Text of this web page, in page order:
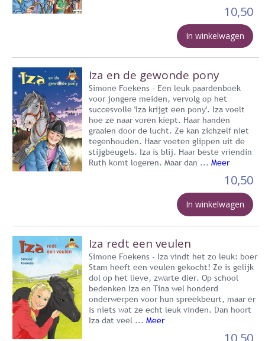
10,50
In winkelwagen
Iza en de gewonde pony
Simone Foekens - Een leuk paardenboek
voor jongere meiden, vervolg op het
succesvolle 'Iza krijgt een pony'. Iza voelt
hoe ze naar voren kiept. Haar handen
graaien door de lucht. Ze kan zichzelf niet
tegenhouden. Haar voeten glippen uit de
stijgbeugels. Iza is blij. Haar beste vriendin
Ruth komt logeren. Maar dan ... Meer
10,50
In winkelwagen
Iza redt een veulen
Simone Foekens - Iza vindt het zo leuk: boer
Stam heeft een veulen gekocht! Ze is gelijk
dol op het lieve, zwarte dier. Op school
bedenken Iza en Tina wel honderd
onderwerpen voor hun spreekbeurt, maar er
is niets wat ze echt leuk vinden. Dan hoort
Iza dat veel ... Meer
10,50